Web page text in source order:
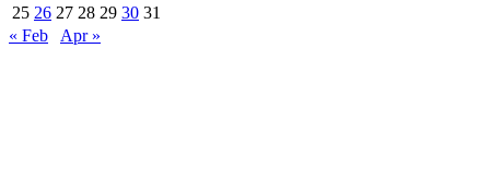
25 26 27 28 29 30 31
« Feb
Apr »